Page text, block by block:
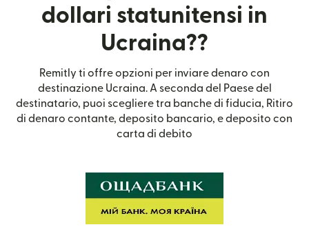
dollari statunitensi in
Ucraina??
Remitly ti offre opzioni per inviare denaro con
destinazione Ucraina. A seconda del Paese del
destinatario, puoi scegliere tra banche di fiducia, Ritiro
di denaro contante, deposito bancario, e deposito con
carta di debito